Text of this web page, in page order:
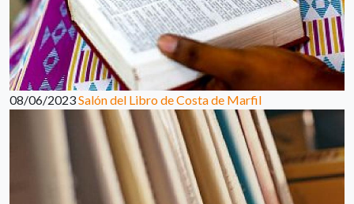
08/06/2023Salón del Libro de Costa de Marfil